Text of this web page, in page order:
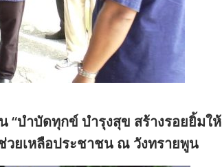
“บำบัดทุกข์ บำรุงสุข สร้างรอยยิ้มให้
วยเหลือประชาชน ณ วังทรายพูน